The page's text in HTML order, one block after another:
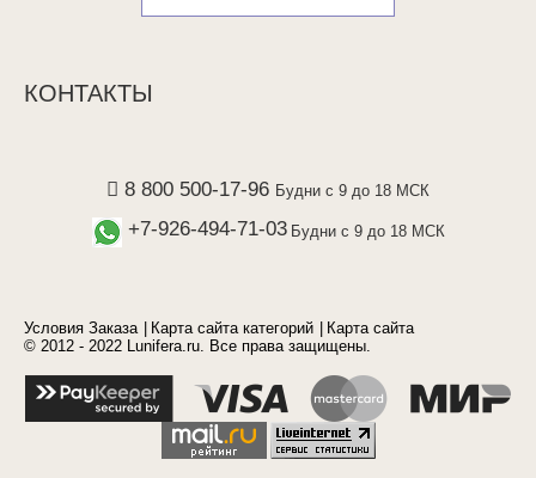
КОНТАКТЫ
8 800 500-17-96 Будни с 9 до 18 МСК
+7-926-494-71-03 Будни с 9 до 18 МСК
Условия Заказа Карта сайта категорий
Карта сайта
© 2012 - 2022 Lunifera.ru. Все права защищены.